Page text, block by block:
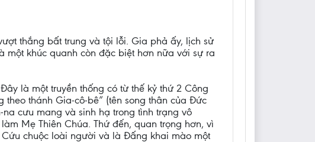
thắng bất trung và tội lỗi. Gia phả ấy, lịch sử
khúc quanh còn đặc biệt hơn nữa với sự ra
là một truyền thống có từ thế kỷ thứ 2 Công
thánh Gia-cô-bê” (tên song thân của Đức
cưu mang và sinh hạ trong tình trạng vô
Mẹ Thiên Chúa. Thứ đến, quan trọng hơn, vì
chuộc loài người và là Đấng khai mào một